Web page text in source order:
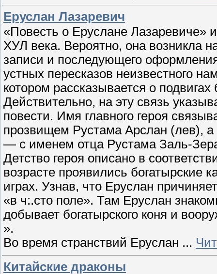
Еруслан Лазаревич
«Повесть о Еруслане Лазаревиче»
ХУЛ века. Вероятно, она возникла
записи и последующего
устных пересказов неизвестного
котором рассказывается о
Действительно, на эту связь
повести. Имя главного героя
прозвищем Рустама Арслан (лев),
— с именем отца Рустама Заль-
Детство героя описано в
возрасте проявились богатырские
играх. Узнав, что Еруслан
«в ч:.сто поле». Там Еруслан
добывает богатырского коня и
».
Во время странствий Еруслан ...
Китайские драконы